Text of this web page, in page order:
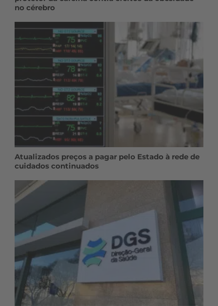
no cérebro
Atualizados preços a pagar pelo Estado à rede de
cuidados continuados